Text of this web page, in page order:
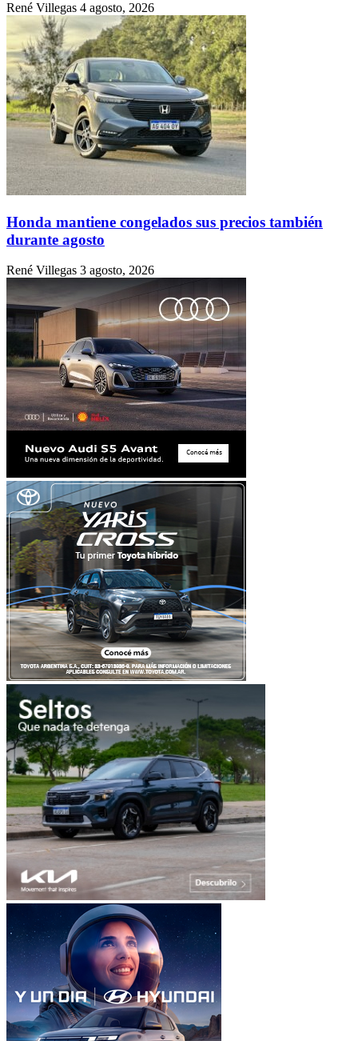
René Villegas 4 agosto, 2026
Honda mantiene congelados sus precios también
durante agosto
René Villegas 3 agosto, 2026